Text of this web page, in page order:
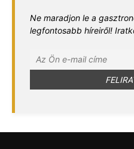
Ne maradjon le a
legfontosabb híreiről!